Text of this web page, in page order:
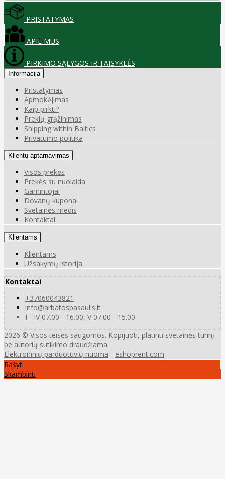
PRISTATYMAS
APIE MUS
PIRKIMO SĄLYGOS IR TAISYKLĖS
Informacija
Pristatymas
Apmokėjimas
Kaip pirkti?
Prekių grąžinimas
Shipping within Baltics
Privatumo politika
Klientų aptarnavimas
Visos prekės
Prekės su nuolaida
Gamintojai
Dovanų kuponai
Svetainės medis
Kontaktai
Klientams
Klientams
Užsakymų istorija
Kontaktai
+37060043821
info@arbatospasaulis.lt
I - IV 07.00 - 16.00, V 07.00 - 15.00
2026 © Visos teisės saugomos. Kopijuoti, platinti svetainės turinį
be autorių sutikimo draudžiama.
Elektroninių parduotuvių nuoma - eshoprent.com
Rašyti
Skambinti